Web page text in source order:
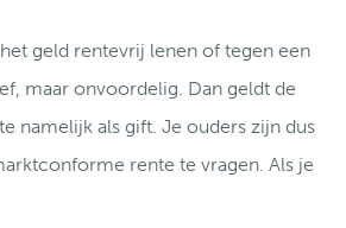
geld rentevrij lenen of tegen een
maar onvoordelig. Dan geldt de
namelijk als gift. Je ouders zijn dus
rente te vragen. Als je